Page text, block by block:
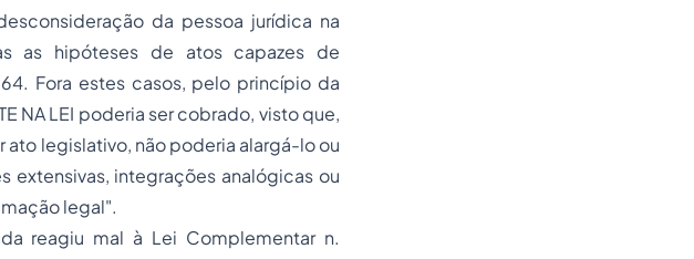
da pessoa jurídica na
as hipóteses de atos capazes de
Fora estes casos, pelo princípio da
NA LEI poderia ser cobrado, visto que,
legislativo, não poderia alargá-lo ou
integrações analógicas ou
legal".
reagiu mal à Lei Complementar n.